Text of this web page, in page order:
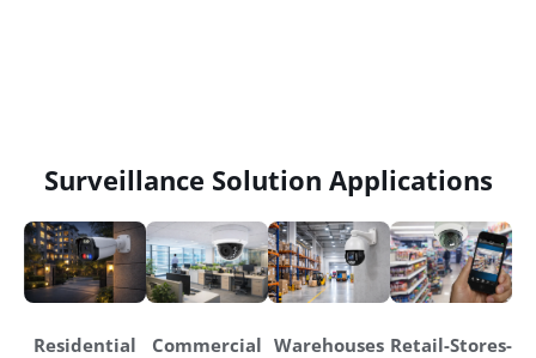
Surveillance Solution Applications
Residential
Commercial Warehouses Retail-Stores-